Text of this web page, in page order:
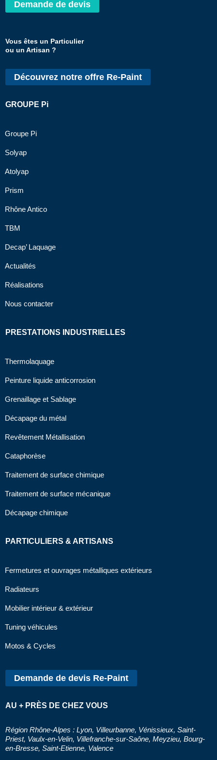
Demande de devis
Vous êtes un Particulier
ou un Artisan ?
Découvrez notre offre Re-Paint
GROUPE Pi
Groupe Pi
Solyap
Atolyap
Prism
Rhône Antico
TBM
Decap’ Laquage
Actualités
Réalisations
Nous contacter
PRESTATIONS INDUSTRIELLES
Thermolaquage
Peinture liquide anticorrosion
Grenaillage et Sablage
Décapage du métal
Revêtement Métallisation
Cataphorèse
Traitement de surface chimique
Traitement de surface mécanique
Décapage chimique
PARTICULIERS & ARTISANS
Fermetures et ouvrages métalliques extérieurs
Radiateurs
Mobilier intérieur & extérieur
Tuning véhicules
Motos & Cycles
Demande de devis Re-Paint
AU + PRÈS DE CHEZ VOUS
Région Rhône-Alpes : Lyon, Villeurbanne, Vénissieux, Saint-
Priest, Vaulx-en-Velin, Villefranche-sur-Saône, Meyzieu, Bourg-
en-Bresse, Saint-Etienne, Valence